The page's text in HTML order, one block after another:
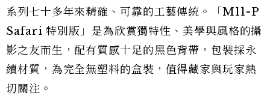
系列七十多年來精確、可靠的工藝傳統。「M11-P
Safari 特別版」是為欣賞獨特性、美學與風格的攝
影之友而生，配有質感十足的黑色背帶，包裝採永
續材質，為完全無塑料的盒裝，值得藏家與玩家熱
切關注。